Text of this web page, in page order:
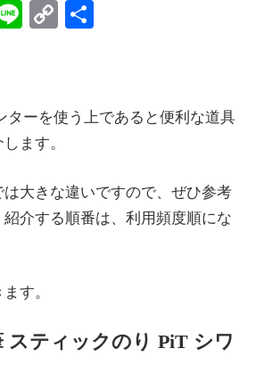
LineCopy
ターを使う上であると便利な道具
ます。
大きな違いですので、ぜひ参考
介する順番は、利用頻度順にな
す。
スティックのり PiT シワ